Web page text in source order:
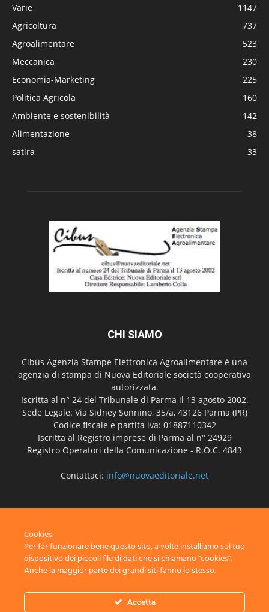
Varie
1147
Agricoltura
737
Agroalimentare
523
Meccanica
230
Economia-Marketing
225
Politica Agricola
160
Ambiente e sostenibilità
142
Alimentazione
38
satira
33
CHI SIAMO
Cibus Agenzia Stampe Elettronica Agroalimentare è una
agenzia di stampa di Nuova Editoriale società cooperativa
autorizzata.
Iscritta al n° 24 del Tribunale di Parma il 13 agosto 2002.
Sede Legale: Via Sidney Sonnino, 35/a, 43126 Parma (PR)
Codice fiscale e partita iva: 01887110342
Iscritta al Registro imprese di Parma al n° 24929
Registro Operatori della Comunicazione - R.O.C. 4843
Contattaci: info@nuovaeditoriale.net
Privacy Advertisement
Cookies
Per far funzionare bene questo sito, a volte installiamo sul tuo
dispositivo dei piccoli file di dati che si chiamano "cookies".
Anche la maggior parte dei grandi siti fanno lo stesso.
Accetta